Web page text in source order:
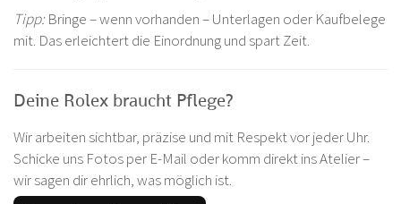
Tipp:Bringe – wenn vorhanden – Unterlagen oder Kaufbelege
mit. Das erleichtert die Einordnung und spart Zeit.
Deine Rolex braucht Pflege?
Wir arbeiten sichtbar, präzise und mit Respekt vor jeder Uhr.
Schicke uns Fotos per E-Mail oder komm direkt ins Atelier –
wir sagen dir ehrlich, was möglich ist.